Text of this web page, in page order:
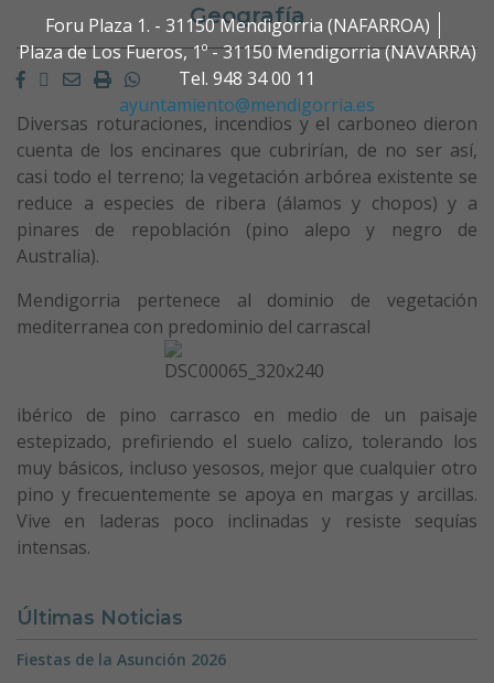
Foru Plaza 1. - 31150 Mendigorria (NAFARROA)
Plaza de Los Fueros, 1º - 31150 Mendigorria (NAVARRA)
Tel. 948 34 00 11
ayuntamiento@mendigorria.es
Geografía
Facebook
Twitter
EmailImprimir
Whatsapp
Diversas roturaciones, incendios y el carboneo dieron
cuenta de los encinares que cubrirían, de no ser así,
casi todo el terreno; la vegetación arbórea existente se
reduce a especies de ribera (álamos y chopos) y a
pinares de repoblación (pino alepo y negro de
Australia).
Mendigorria pertenece al dominio de vegetación
mediterranea con predominio del carrascal
ibérico de pino carrasco en medio de un paisaje
estepizado, prefiriendo el suelo calizo, tolerando los
muy básicos, incluso yesosos, mejor que cualquier otro
pino y frecuentemente se apoya en margas y arcillas.
Vive en laderas poco inclinadas y resiste sequías
intensas.
Últimas Noticias
Fiestas de la Asunción 2026